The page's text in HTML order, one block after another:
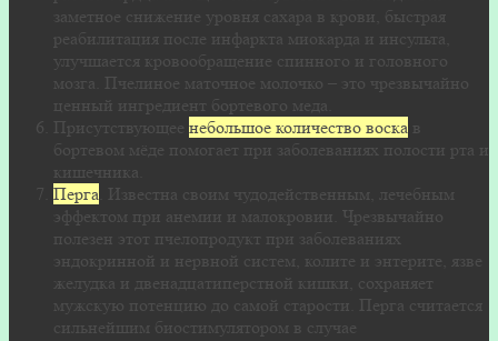
заметное снижение уровня сахара в крови, быстрая
реабилитация после инфаркта миокарда и инсульта,
улучшается кровообращение спинного и головного
мозга. Пчелиное маточное молочко – это чрезвычайно
ценный ингредиент бортевого меда.
Присутствующее небольшое количество воска в
бортевом мёде помогает при заболеваниях полости рта и
кишечника.
Перга . Известна своим чудодейственным, лечебным
эффектом при анемии и малокровии. Чрезвычайно
полезен этот пчелопродукт при заболеваниях
эндокринной и нервной систем, колите и энтерите, язве
желудка и двенадцатиперстной кишки, сохраняет
мужскую потенцию до самой старости. Перга считается
сильнейшим биостимулятором в случае